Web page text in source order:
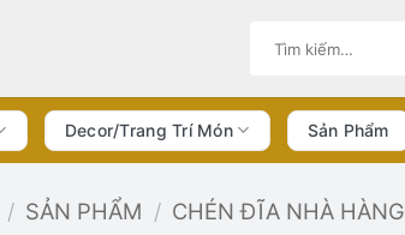
Tìm
Decor/Trang Trí Món Sản Phẩm
/ SẢN PHẨM / CHÉN ĐĨA NHÀ HÀNG